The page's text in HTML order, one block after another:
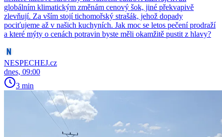
globálním klimatickým změnám cenový šok, jiné překvapivě
zlevňují. Za vším stojí tichomořský strašák, jehož dopady
pociťujeme až v našich kuchyních. Jak moc se letos pečení prodraží
a které mýty o cenách potravin byste měli okamžitě pustit z hlavy?
NESPECHEJ.cz
dnes, 09:00
3 min